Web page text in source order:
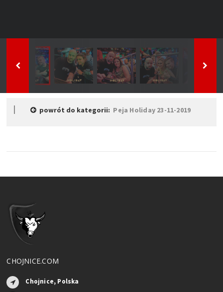
powrót do kategorii: Peja Holiday 23-11-2019
CHOJNICE.COM
Chojnice, Polska